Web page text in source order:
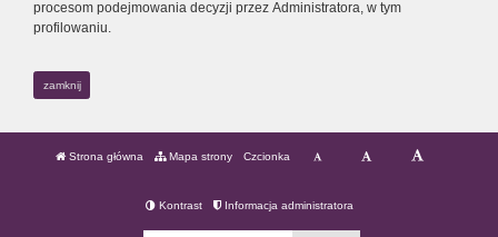
procesom podejmowania decyzji przez Administratora, w tym
profilowaniu.
zamknij
Strona główna Mapa strony Czcionka
Kontrast Informacja administratora